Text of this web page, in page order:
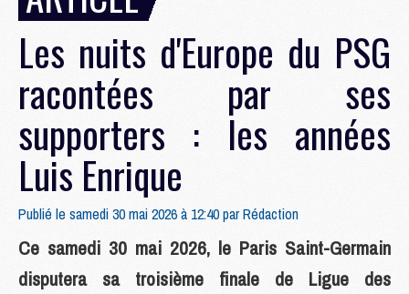
Les nuits d'Europe du PSG
racontées par ses
supporters : les années
Luis Enrique
Publié le samedi 30 mai 2026 à 12:40 parRédaction
Ce samedi 30 mai 2026, le Paris Saint-Germain
disputera sa troisième finale de Ligue des